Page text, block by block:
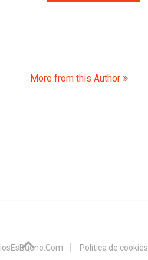
More from this Author
Política de cookies